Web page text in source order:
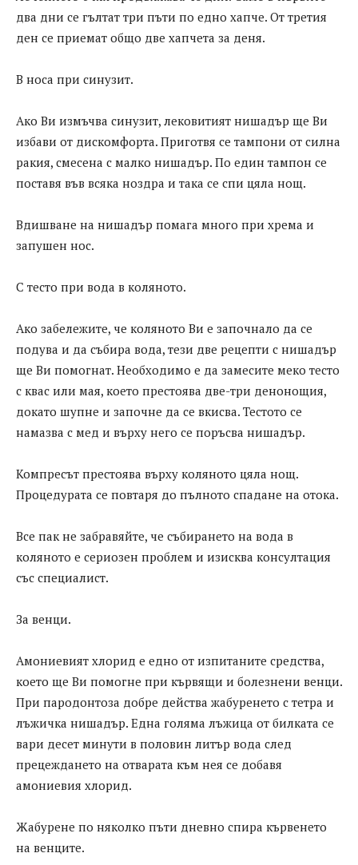
два дни се гълтат три пъти по едно хапче. От третия
ден се приемат общо две хапчета за деня.
В носа при синузит.
Ако Ви измъчва синузит, лековитият нишадър ще Ви
избави от дискомфорта. Приготвя се тампони от силна
ракия, смесена с малко нишадър. По един тампон се
поставя във всяка ноздра и така се спи цяла нощ.
Вдишване на нишадър помага много при хрема и
запушен нос.
С тесто при вода в коляното.
Ако забележите, че коляното Ви е започнало да се
подува и да събира вода, тези две рецепти с нишадър
ще Ви помогнат. Необходимо е да замесите меко тесто
с квас или мая, което престоява две-три денонощия,
докато шупне и започне да се вкисва. Тестото се
намазва с мед и върху него се поръсва нишадър.
Компресът престоява върху коляното цяла нощ.
Процедурата се повтаря до пълното спадане на отока.
Все пак не забравяйте, че събирането на вода в
коляното е сериозен проблем и изисква консултация
със специалист.
За венци.
Амониевият хлорид е едно от изпитаните средства,
което ще Ви помогне при кървящи и болезнени венци.
При пародонтоза добре действа жабуренето с тетра и
лъжичка нишадър. Една голяма лъжица от билката се
вари десет минути в половин литър вода след
прецеждането на отварата към нея се добавя
амониевия хлорид.
Жабурене по няколко пъти дневно спира кървенето
на венците.